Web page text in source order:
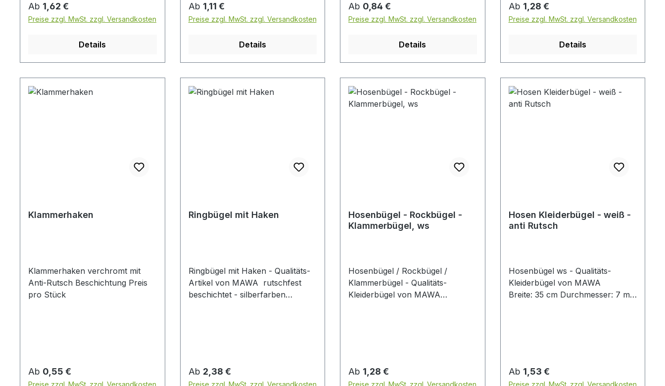
Regulärer Preis:
Ab 1,62 €
Preise zzgl. MwSt. zzgl. Versandkosten
Details
Regulärer Preis:
Ab 1,11 €
Preise zzgl. MwSt. zzgl. Versandkosten
Details
Regulärer Preis:
Ab 0,84 €
Preise zzgl. MwSt. zzgl. Versandkosten
Details
Regulärer Preis:
Ab 1,28 €
Preise zzgl. MwSt. zzgl. Versandkosten
Details
Klammerhaken
Klammerhaken verchromt mit
Anti-Rutsch Beschichtung Preis
pro Stück
Regulärer Preis:
Ab 0,55 €
Ringbügel mit Haken
Ringbügel mit Haken - Qualitäts-
Artikel von MAWA rutschfest
beschichtet - silberfarben
Regulärer Preis:
Ab 2,38 €
Hosenbügel - Rockbügel -
Klammerbügel, ws
Hosenbügel / Rockbügel /
Klammerbügel - Qualitäts-
Kleiderbügel von MAWA
GERMANY Preis pro Stück
Regulärer Preis:
Ab 1,28 €
Hosen Kleiderbügel - weiß -
anti Rutsch
Hosenbügel ws - Qualitäts-
Kleiderbügel von MAWA
Breite: 35 cm Durchmesser: 7 mm
Regulärer Preis:
Ab 1,53 €